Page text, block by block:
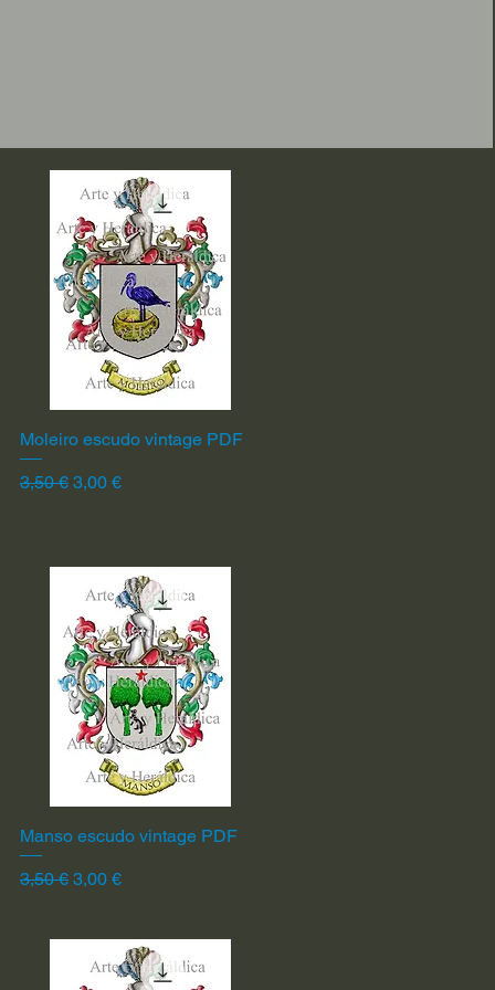
Vista rápida
Moleiro escudo vintage PDF
Precio
3,50 € Precio de oferta
3,00 €
Vista rápida
Manso escudo vintage PDF
Precio
3,50 € Precio de oferta
3,00 €